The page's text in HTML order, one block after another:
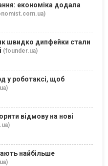
економіка додала
швидко дипфейки стали
(founder.ua)
у роботаксі, щоб
відмову на нові
найбільше